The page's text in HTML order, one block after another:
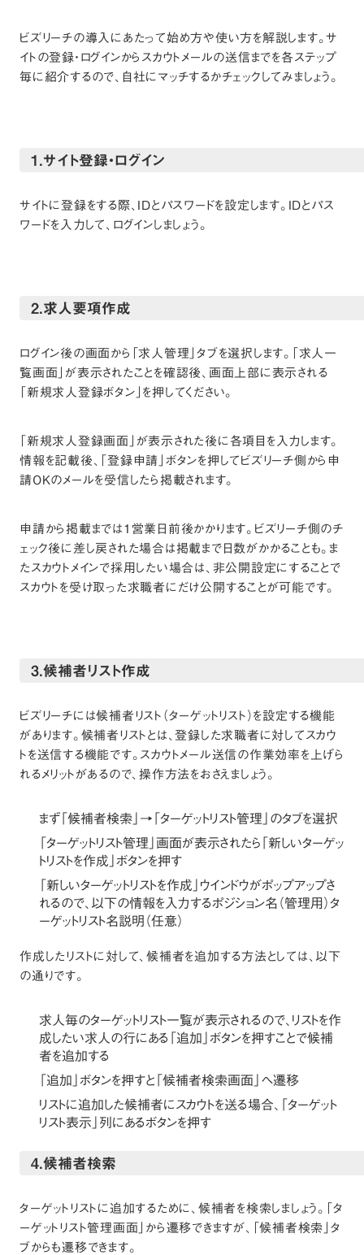
ビズリーチの導入にあたって始め方や使い方を解説します。サ
イトの登録・ログインからスカウトメールの送信までを各ステップ
毎に紹介するので、自社にマッチするかチェックしてみましょう。
1.サイト登録・ログイン
サイトに登録をする際、IDとパスワードを設定します。IDとパス
ワードを入力して、ログインしましょう。
2.求人要項作成
ログイン後の画面から「求人管理」タブを選択します。「求人一
覧画面」が表示されたことを確認後、画面上部に表示される
「新規求人登録ボタン」を押してください。
「新規求人登録画面」が表示された後に各項目を入力します。
情報を記載後、「登録申請」ボタンを押してビズリーチ側から申
請OKのメールを受信したら掲載されます。
申請から掲載までは1営業日前後かかります。ビズリーチ側のチ
ェック後に差し戻された場合は掲載まで日数がかかることも。ま
たスカウトメインで採用したい場合は、非公開設定にすることで
スカウトを受け取った求職者にだけ公開することが可能です。
3.候補者リスト作成
ビズリーチには候補者リスト（ターゲットリスト）を設定する機能
があります。候補者リストとは、登録した求職者に対してスカウ
トを送信する機能です。スカウトメール送信の作業効率を上げら
れるメリットがあるので、操作方法をおさえましょう。
まず「候補者検索」→「ターゲットリスト管理」のタブを選択
「ターゲットリスト管理」画面が表示されたら「新しいターゲッ
トリストを作成」ボタンを押す
「新しいターゲットリストを作成」ウインドウがポップアップさ
れるので、以下の情報を入力するポジション名（管理用）タ
ーゲットリスト名説明（任意）
作成したリストに対して、候補者を追加する方法としては、以下
の通りです。
求人毎のターゲットリスト一覧が表示されるので、リストを作
成したい求人の行にある「追加」ボタンを押すことで候補
者を追加する
「追加」ボタンを押すと「候補者検索画面」へ遷移
リストに追加した候補者にスカウトを送る場合、「ターゲット
リスト表示」列にあるボタンを押す
4.候補者検索
ターゲットリストに追加するために、候補者を検索しましょう。「タ
ーゲットリスト管理画面」から遷移できますが、「候補者検索」タ
ブからも遷移できます。